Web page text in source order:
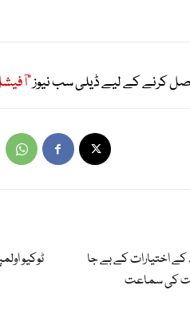
کرنے کے لیے ڈیلی سب نیوز
ٹوکیو
کے اختیارات کے بے جا
کی سماعت